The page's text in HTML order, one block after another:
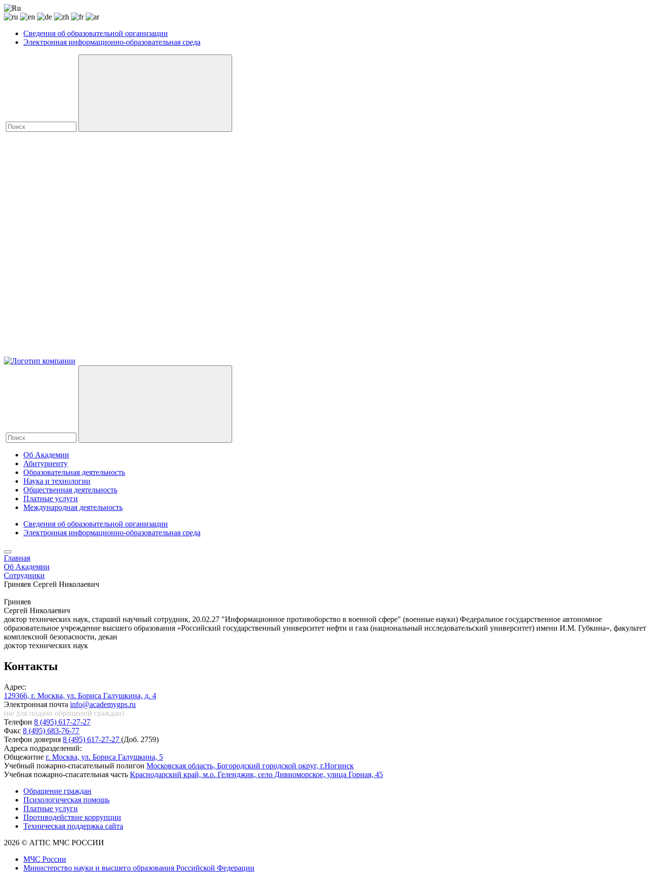
Сведения об образовательной организации
Электронная информационно-образовательная среда
Об Академии
Абитуриенту
Образовательная деятельность
Наука и технологии
Общественная деятельность
Платные услуги
Международная деятельность
Сведения об образовательной организации
Электронная информационно-образовательная среда
Главная
Об Академии
Сотрудники
Гриняев Сергей Николаевич
Гриняев
Сергей Николаевич
доктор технических наук, старший научный сотрудник, 20.02.27 "Информационное противоборство в военной сфере" (военные науки) Федеральное государственное автономное
образовательное учреждение высшего образования «Российский государственный университет нефти и газа (национальный исследовательский университет) имени И.М. Губкина», факультет
комплексной безопасности, декан
доктор технических наук
Контакты
Адрес:
129366, г. Москва, ул. Бориса Галушкина, д. 4
Электронная почта info@academygps.ru
(не для подачи обращений граждан)
Телефон 8 (495) 617-27-27
Факс 8 (495) 683-76-77
Телефон доверия 8 (495) 617-27-27 (Доб. 2759)
Адреса подразделений:
Общежитие г. Москва, ул. Бориса Галушкина, 5
Учебный пожарно-спасательный полигон Московская область, Богородский городской округ, г.Ногинск
Учебная пожарно-спасательная часть Краснодарский край, м.о. Геленджик, село Дивноморское, улица Горная, 45
Обращение граждан
Психологическая помощь
Платные услуги
Противодействие коррупции
Техническая поддержка сайта
2026 © АГПС МЧС РОССИИ
МЧС России
Министерство науки и высшего образования Российской Федерации